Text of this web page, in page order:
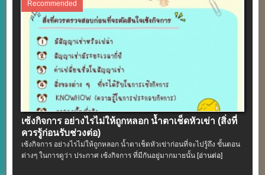
Recommended
เซ้งกิจการ อย่างไรไม่ให้ถูกหลอก น้ำตาเช็ดหัวเข่า (สิ่งที่
ควรรู้ก่อนรับช่วงต่อ)
เซ้งกิจการ อย่างไรไม่ให้ถูกหลอก น้ำตาเช็ดหัวเข่าก่อนที่จะไปรู้ถึง ขั้นตอน
ต่างๆ ในการดูว่า ประกาศ เซ้งกิจการ ที่มีกันอยู่มากมายนั้น [อ่านต่อ]